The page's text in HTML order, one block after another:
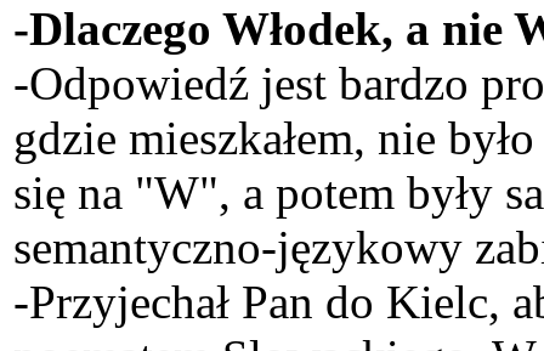
-Dlaczego Włodek, a nie
-Odpowiedź jest bardzo
gdzie mieszkałem, nie
się na "W", a potem były
semantyczno-językowy
-Przyjechał Pan do Kielc,